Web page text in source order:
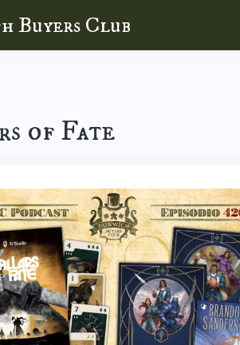
Buyers Club
of Fate